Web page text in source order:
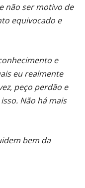
não ser motivo de
equivocado e
e
eu realmente
peço perdão e
Não há mais
bem da